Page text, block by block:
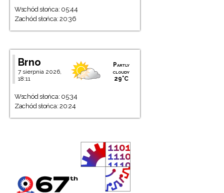
Wschód słońca: 05:44
Zachód słońca: 20:36
Brno
7 sierpnia 2026,
18:11
Partly
cloudy
29°C
Wschód słońca: 05:34
Zachód słońca: 20:24